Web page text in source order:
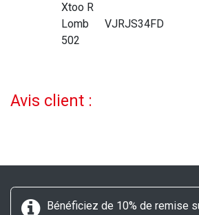
Xtoo R
Lomb
502
VJRJS34FD
Avis client :
Bénéficiez de 10% de remise